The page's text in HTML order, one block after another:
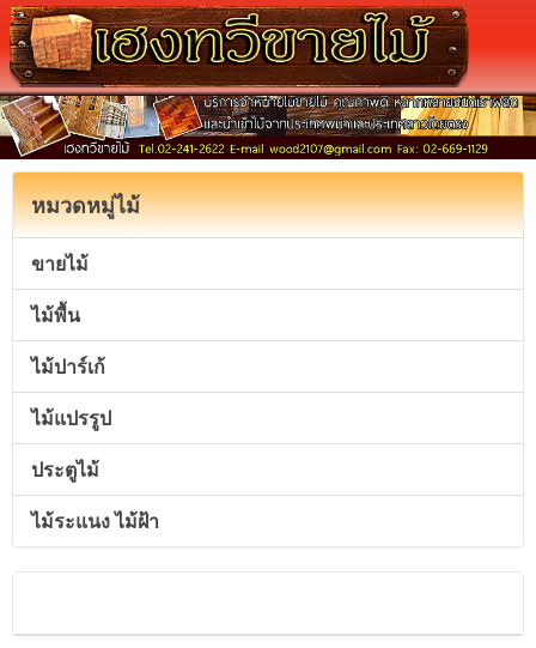
หมวดหมู่ไม้
ขายไม้
ไม้พื้น
ไม้ปาร์เก้
ไม้แปรรูป
ประตูไม้
ไม้ระแนง ไม้ฝ้า